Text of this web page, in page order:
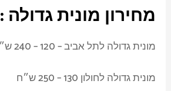
מחירון מונית גדולה :
מונית גדולה לתל אביב – 120 – 240 ש״ח
מונית גדולה לחולון 130 – 250 ש״ח